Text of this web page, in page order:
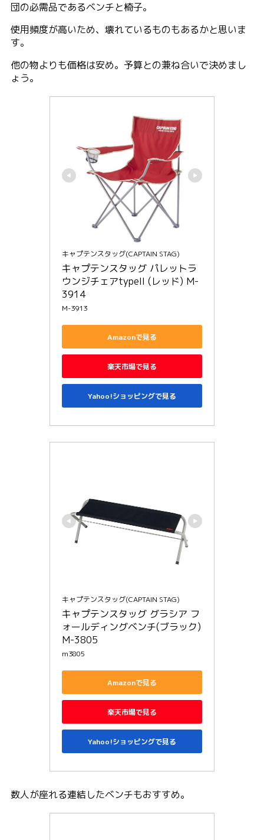
団の必需品であるベンチと椅子。
使用頻度が高いため、壊れているものもあるかと思いま
す。
他の物よりも価格は安め。予算との兼ね合いで決めまし
ょう。
キャプテンスタッグ(CAPTAIN STAG)
キャプテンスタッグ パレットラ
ウンジチェアtypeII (レッド) M-
3914
M-3913
Amazonで見る
楽天市場で見る
Yahoo!ショッピングで見る
キャプテンスタッグ(CAPTAIN STAG)
キャプテンスタッグ グラシア フ
ォールディングベンチ(ブラック)
M-3805
m3805
Amazonで見る
楽天市場で見る
Yahoo!ショッピングで見る
数人が座れる連結したベンチもおすすめ。